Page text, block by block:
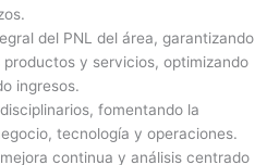
del PNL del área, garantizando
productos y servicios, optimizando
ingresos.
fomentando la
tecnología y operaciones.
continua y análisis centrado